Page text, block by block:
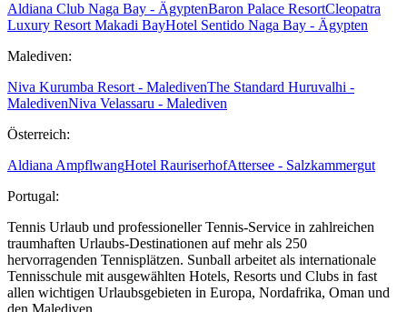
Aldiana Club Naga Bay - ÄgyptenBaron Palace ResortCleopatra
Luxury Resort Makadi BayHotel Sentido Naga Bay - Ägypten
Malediven:
Niva Kurumba Resort - MaledivenThe Standard Huruvalhi -
MaledivenNiva Velassaru - Malediven
Österreich:
Aldiana AmpflwangHotel RauriserhofAttersee - Salzkammergut
Portugal:
Tennis Urlaub und professioneller Tennis-Service in zahlreichen
traumhaften Urlaubs-Destinationen auf mehr als 250
hervorragenden Tennisplätzen. Sunball arbeitet als internationale
Tennisschule mit ausgewählten Hotels, Resorts und Clubs in fast
allen wichtigen Urlaubsgebieten in Europa, Nordafrika, Oman und